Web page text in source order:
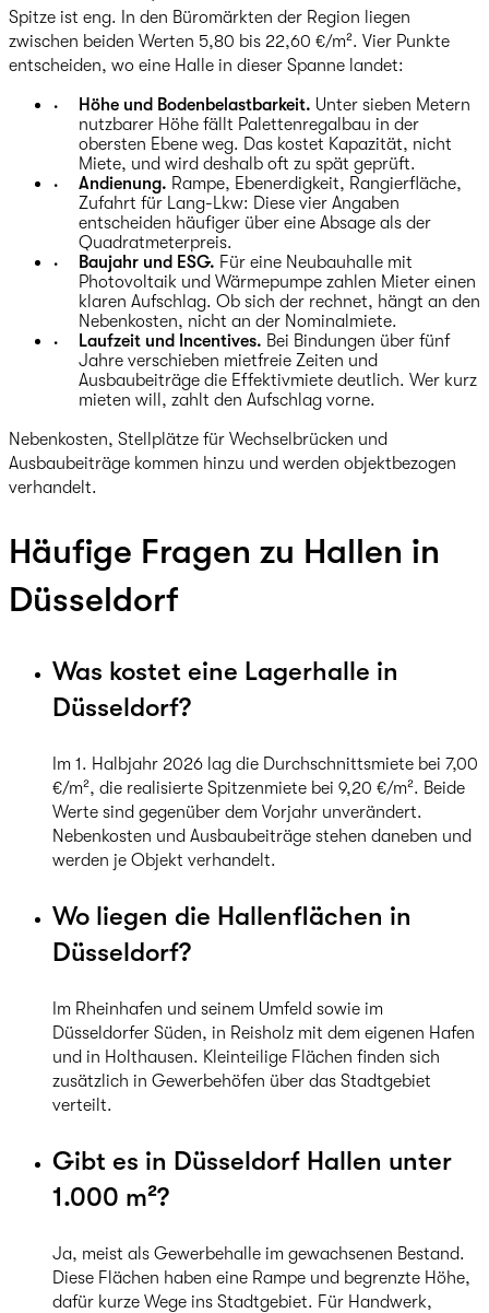
Spitze ist eng. In den Büromärkten der Region liegen
zwischen beiden Werten 5,80 bis 22,60 €/m². Vier Punkte
entscheiden, wo eine Halle in dieser Spanne landet:
Höhe und Bodenbelastbarkeit. Unter sieben Metern
nutzbarer Höhe fällt Palettenregalbau in der
obersten Ebene weg. Das kostet Kapazität, nicht
Miete, und wird deshalb oft zu spät geprüft.
Andienung. Rampe, Ebenerdigkeit, Rangierfläche,
Zufahrt für Lang-Lkw: Diese vier Angaben
entscheiden häufiger über eine Absage als der
Quadratmeterpreis.
Baujahr und ESG. Für eine Neubauhalle mit
Photovoltaik und Wärmepumpe zahlen Mieter einen
klaren Aufschlag. Ob sich der rechnet, hängt an den
Nebenkosten, nicht an der Nominalmiete.
Laufzeit und Incentives. Bei Bindungen über fünf
Jahre verschieben mietfreie Zeiten und
Ausbaubeiträge die Effektivmiete deutlich. Wer kurz
mieten will, zahlt den Aufschlag vorne.
Nebenkosten, Stellplätze für Wechselbrücken und
Ausbaubeiträge kommen hinzu und werden objektbezogen
verhandelt.
Häufige Fragen zu Hallen in
Düsseldorf
Was kostet eine Lagerhalle in
Düsseldorf?
Im 1. Halbjahr 2026 lag die Durchschnittsmiete bei 7,00
€/m², die realisierte Spitzenmiete bei 9,20 €/m². Beide
Werte sind gegenüber dem Vorjahr unverändert.
Nebenkosten und Ausbaubeiträge stehen daneben und
werden je Objekt verhandelt.
Wo liegen die Hallenflächen in
Düsseldorf?
Im Rheinhafen und seinem Umfeld sowie im
Düsseldorfer Süden, in Reisholz mit dem eigenen Hafen
und in Holthausen. Kleinteilige Flächen finden sich
zusätzlich in Gewerbehöfen über das Stadtgebiet
verteilt.
Gibt es in Düsseldorf Hallen unter
1.000 m²?
Ja, meist als Gewerbehalle im gewachsenen Bestand.
Diese Flächen haben eine Rampe und begrenzte Höhe,
dafür kurze Wege ins Stadtgebiet. Für Handwerk,